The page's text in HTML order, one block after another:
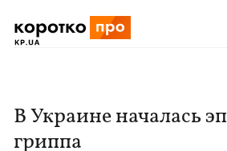
В Украине началась
гриппа